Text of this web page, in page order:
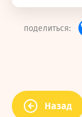
поделиться:
Назад